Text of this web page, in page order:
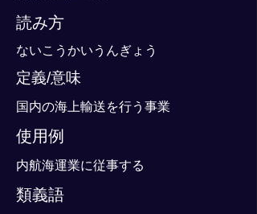
読み方
ないこうかいうんぎょう
定義/意味
国内の海上輸送を行う事業
使用例
内航海運業に従事する
類義語